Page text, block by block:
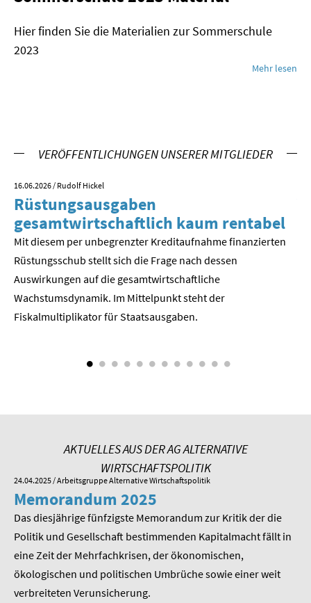
Hier finden Sie die Materialien zur Sommerschule
2023
Mehr lesen
VERÖFFENTLICHUNGEN UNSERER MITGLIEDER
16.06.2026 / Rudolf Hickel
Rüstungsausgaben
gesamtwirtschaftlich kaum rentabel
Mit diesem per unbegrenzter Kreditaufnahme finanzierten
Rüstungsschub stellt sich die Frage nach dessen
Auswirkungen auf die gesamtwirtschaftli­che
Wachstumsdynamik. Im Mittelpunkt steht der
Fiskalmultiplikator für Staatsausgaben.
AKTUELLES AUS DER AG ALTERNATIVE
WIRTSCHAFTSPOLITIK
24.04.2025 / Arbeitsgruppe Alternative Wirtschaftspolitik
Memorandum 2025
Das diesjährige fünfzigste Memorandum zur Kritik der die
Politik und Gesellschaft bestimmenden Kapitalmacht fällt in
eine Zeit der Mehrfachkrisen, der ökonomischen,
ökologischen und politischen Umbrüche sowie einer weit
verbreiteten Verunsicherung.